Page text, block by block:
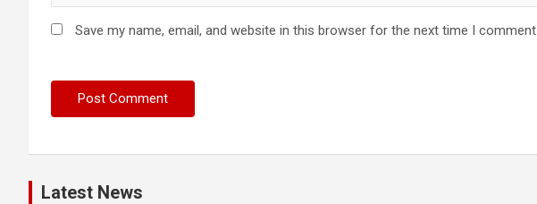
Save my name, email, and website in this browser for the next time I comment.
Latest News